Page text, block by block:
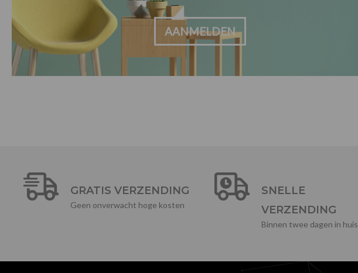
AANMELDEN
GRATIS VERZENDING
Geen onverwacht hoge kosten
SNELLE
VERZENDING
Binnen twee dagen in huis